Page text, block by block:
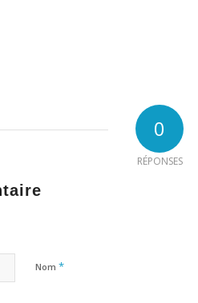
0
RÉPONSES
Nom *